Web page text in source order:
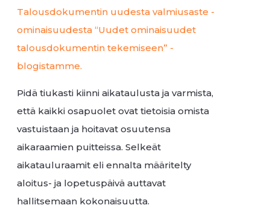
Talousdokumentin uudesta valmiusaste -
ominaisuudesta “Uudet ominaisuudet
talousdokumentin tekemiseen” -
blogistamme.
Pidä tiukasti kiinni aikataulusta ja varmista,
että kaikki osapuolet ovat tietoisia omista
vastuistaan ja hoitavat osuutensa
aikaraamien puitteissa. Selkeät
aikatauluraamit eli ennalta määritelty
aloitus- ja lopetuspäivä auttavat
hallitsemaan kokonaisuutta.